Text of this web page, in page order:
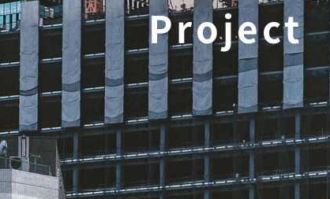
SAE거더교
- SAE거더교 개요
- SAE거더교 비교
Project